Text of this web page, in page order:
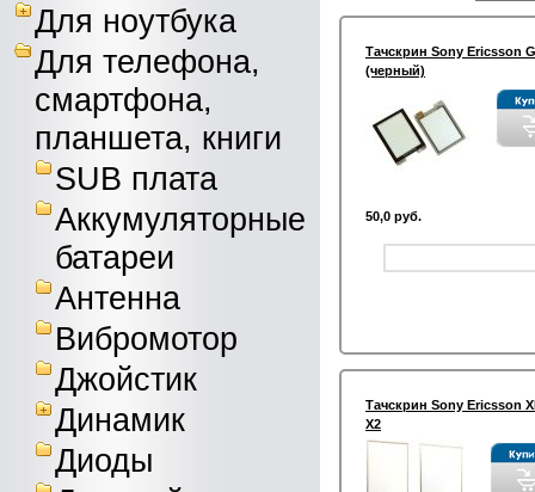
Для ноутбука
Для телефона,
смартфона,
планшета, книги
SUB плата
Аккумуляторные
батареи
Антенна
Вибромотор
Джойстик
Динамик
Диоды
Тачскрин Sony Ericsson
(черный)
50,0 руб.
Тачскрин Sony Ericsson
X2